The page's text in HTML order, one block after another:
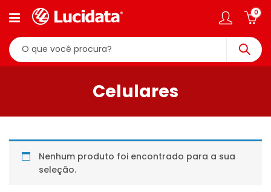
0
Celulares
Nenhum produto foi encontrado para a sua
seleção.